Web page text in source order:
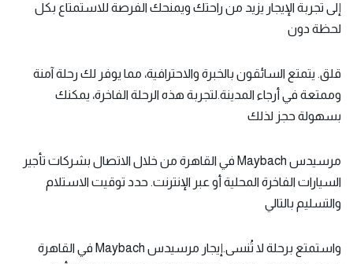
إلى تجربة الإيجار يزيد من راحتك ويمنحك الفرصة للاستمتاع بكل
لحظة دون
قلق. يتمتع السائقون بالخبرة والاحترافية، مما يوفر لك رحلة آمنة
وممتعة في أرجاء المدينة.لتجربة هذه الرحلة الفاخرة، يمكنك
بسهولة حجز لذلك
مرسيدس Maybach في القاهرة من خلال الاتصال بشركات تأجير
السيارات الفاخرة المحلية أو عبر الإنترنت. حدد توقيت الاستلام
والتسليم بالتالي
واستمتع برحلة لا تُنسى.إيجار مرسيدس Maybach في القاهرة